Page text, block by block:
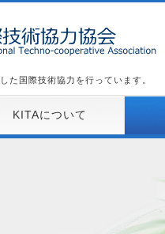
た国際技術協力を行っています。
KITAについて